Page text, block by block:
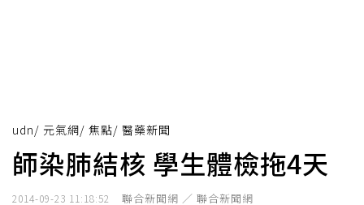
udn/ 元氣網/ 焦點/ 醫藥新聞
師染肺結核 學生體檢拖4天
2014-09-23 11:18:52 聯合新聞網 ／ 聯合新聞網